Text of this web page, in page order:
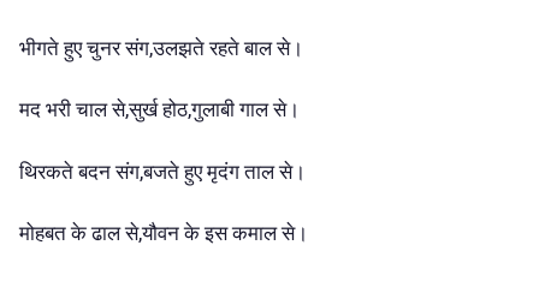
भीगते हुए चुनर संग,उलझते रहते बाल से।
मद भरी चाल से,सुर्ख होठ,गुलाबी गाल से।
थिरकते बदन संग,बजते हुए मृदंग ताल से।
मोहबत के ढाल से,यौवन के इस कमाल से।